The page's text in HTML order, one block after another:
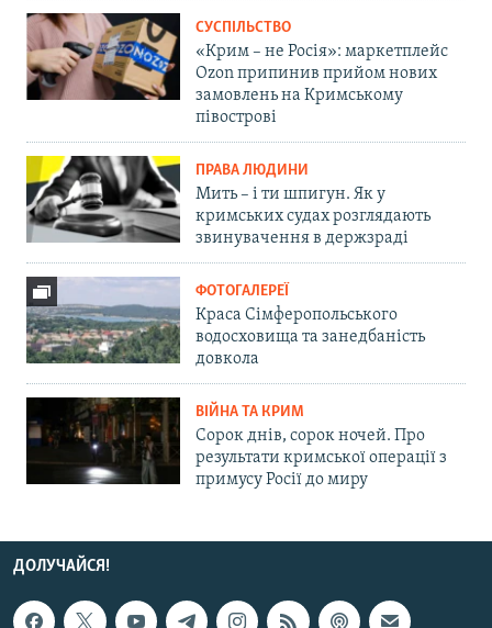
СУСПІЛЬСТВО
«Крим – не Росія»: маркетплейс
Ozon припинив прийом нових
замовлень на Кримському
півострові
ПРАВА ЛЮДИНИ
Мить – і ти шпигун. Як у
кримських судах розглядають
звинувачення в держзраді
ФОТОГАЛЕРЕЇ
Краса Сімферопольського
водосховища та занедбаність
довкола
ВІЙНА ТА КРИМ
Сорок днів, сорок ночей. Про
результати кримської операції з
примусу Росії до миру
ДОЛУЧАЙСЯ!